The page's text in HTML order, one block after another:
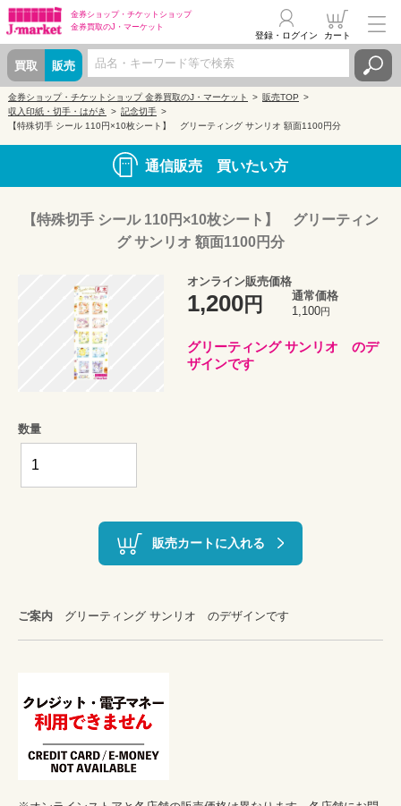
金券ショップ・ チケットショップ
金券買取のJ・マーケット
買取 販売
登録・ログイン カート
金券ショップ・チケットショップ 金券買取のJ・マーケット
販売TOP
収入印紙・切手・はがき
記念切手
【特殊切手 シール 110円×10枚シート】 グリーティング サンリオ 額面1100円分
通信販売 買いたい方
【特殊切手 シール 110円×10枚シート】 グリーティン
グ サンリオ 額面1100円分
オンライン販売価格
1,200円
通常価格
1,100円
グリーティング サンリオ のデ
ザインです
数量
販売カートに入れる
ご案内 グリーティング サンリオ のデザインです